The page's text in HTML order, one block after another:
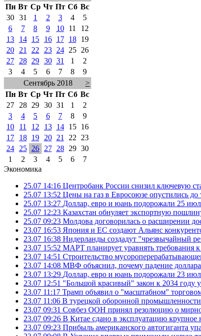
Пн Вт Ср Чт Пт Сб Вс
30 31 1 2 3 4
5
6
7 8 9 10 11
12
13
14 15 16 17 18
19
20
21 22 23 24 25
26
27
28 29 30 31 1
2
3
4 5 6 7 8
9
Сентябрь 2018
>
Пн Вт Ср Чт Пт Сб Вс
27
28 29 30 31 1
2
3
4 5 6 7 8
9
10
11 12 13 14 15
16
17
18 19 20 21 22
23
24
25 26 27 28 29 30
1
2 3 4 5 6
7
Экономика
25.07 14:16 Центробанк России снизил ключевую
25.07 13:52 Цены на газ в Евросоюзе опустились
25.07 13:27 Доллар, евро и юань подорожали 25
25.07 12:23 Казахстан обнуляет экспортную
25.07 09:23 Молдова договорилась о расширении
23.07 16:53 Япония и ЕС создают Альянс
23.07 16:38 Нидерланды создадут "чрезвычайный
23.07 15:52 МАРТ планирует уравнять требования
23.07 14:51 Строительство
23.07 14:08 МВФ объяснил, почему падение доллара
23.07 13:29 Доллар, евро и юань подорожали 23
23.07 12:51 "Большой красивый" закон к 2034
23.07 11:17 Трамп объявил о "масштабном"
23.07 11:06 В турецкой оборонной
23.07 09:31 Совбез ООН принял резолюцию о
23.07 09:26 В Китае сдано в эксплуатацию крупное
23.07 09:23 Прибыль американского автогиганта